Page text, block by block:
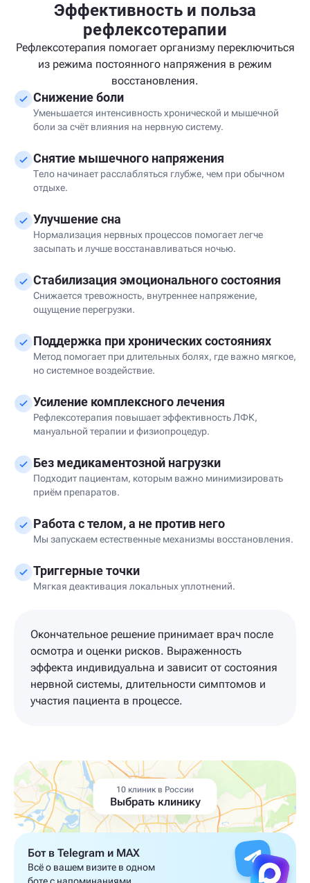
Эффективность и польза
рефлексотерапии
Рефлексотерапия помогает организму переключиться
из режима постоянного напряжения в режим
восстановления.
Снижение боли
Уменьшается интенсивность хронической и мышечной
боли за счёт влияния на нервную систему.
Снятие мышечного напряжения
Тело начинает расслабляться глубже, чем при обычном
отдыхе.
Улучшение сна
Нормализация нервных процессов помогает легче
засыпать и лучше восстанавливаться ночью.
Стабилизация эмоционального состояния
Снижается тревожность, внутреннее напряжение,
ощущение перегрузки.
Поддержка при хронических состояниях
Метод помогает при длительных болях, где важно мягкое,
но системное воздействие.
Усиление комплексного лечения
Рефлексотерапия повышает эффективность ЛФК,
мануальной терапии и физиопроцедур.
Без медикаментозной нагрузки
Подходит пациентам, которым важно минимизировать
приём препаратов.
Работа с телом, а не против него
Мы запускаем естественные механизмы восстановления.
Триггерные точки
Мягкая деактивация локальных уплотнений.
Окончательное решение принимает врач после
осмотра и оценки рисков. Выраженность
эффекта индивидуальна и зависит от состояния
нервной системы, длительности симптомов и
участия пациента в процессе.
10 клиник в России
Выбрать клинику
Бот в Telegram и MAX
Всё о вашем визите в одном